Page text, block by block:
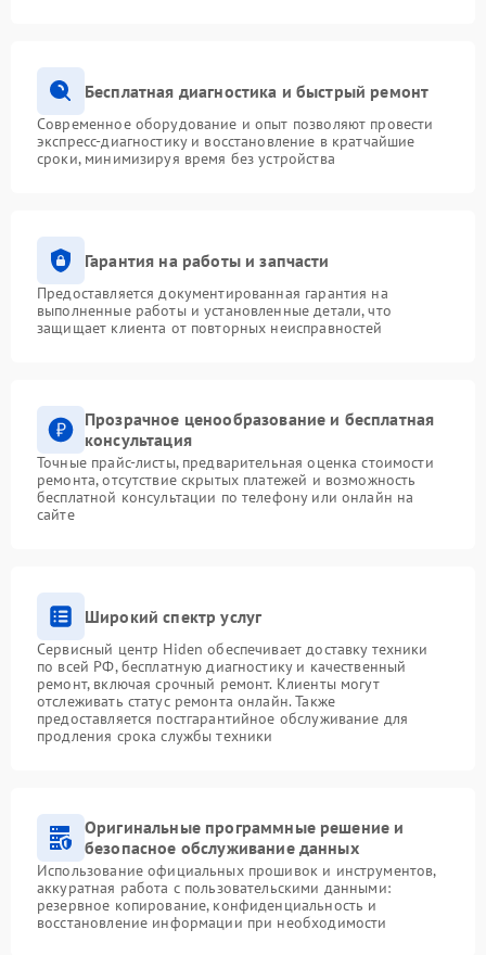
Бесплатная диагностика и быстрый ремонт
Современное оборудование и опыт позволяют провести
экспресс-диагностику и восстановление в кратчайшие
сроки, минимизируя время без устройства
Гарантия на работы и запчасти
Предоставляется документированная гарантия на
выполненные работы и установленные детали, что
защищает клиента от повторных неисправностей
Прозрачное ценообразование и бесплатная
консультация
Точные прайс-листы, предварительная оценка стоимости
ремонта, отсутствие скрытых платежей и возможность
бесплатной консультации по телефону или онлайн на
сайте
Широкий спектр услуг
Сервисный центр Hiden обеспечивает доставку техники
по всей РФ, бесплатную диагностику и качественный
ремонт, включая срочный ремонт. Клиенты могут
отслеживать статус ремонта онлайн. Также
предоставляется постгарантийное обслуживание для
продления срока службы техники
Оригинальные программные решение и
безопасное обслуживание данных
Использование официальных прошивок и инструментов,
аккуратная работа с пользовательскими данными:
резервное копирование, конфиденциальность и
восстановление информации при необходимости